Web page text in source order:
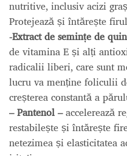
nutritive, inclusiv acizi
Protejează și întărește
-Extract de semințe de
de vitamina E și alți
radicalii liberi, care sunt
lucru va menține foliculii
creșterea constantă a
– Pantenol –accelerează
restabilește și întărește
netezimea și elasticitatea